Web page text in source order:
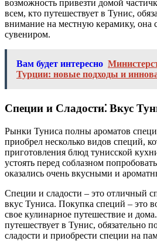
возможность привезти домой
всем, кто путешествует в Тунис,
внимание на местную керамику, она
сувениром.
Вам будет интересно
Турции: новые подходы и
Специи и Сладости⁚ Вкус
Рынки Туниса полны ароматов
приобрел несколько видов специй,
приготовления блюд тунисской
устоять перед соблазном
оказались очень вкусными и
Специи и сладости – это отличный
вкус Туниса. Покупка специй – это
свое кулинарное путешествие и
путешествует в Тунис, обязательно
сладости и приобрести специи на